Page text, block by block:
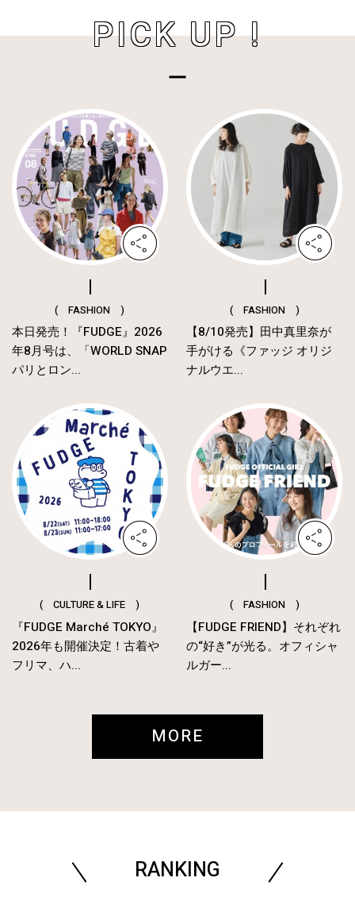
PICK UP !
( FASHION )
本日発売！『FUDGE』2026
年8月号は、「WORLD SNAP
パリとロン...
( FASHION )
【8/10発売】田中真里奈が
手がける《ファッジ オリジ
ナルウエ...
( CULTURE & LIFE )
『FUDGE Marché TOKYO』
2026年も開催決定！古着や
フリマ、ハ...
( FASHION )
【FUDGE FRIEND】それぞれ
の“好き”が光る。オフィシャ
ルガー...
MORE
RANKING